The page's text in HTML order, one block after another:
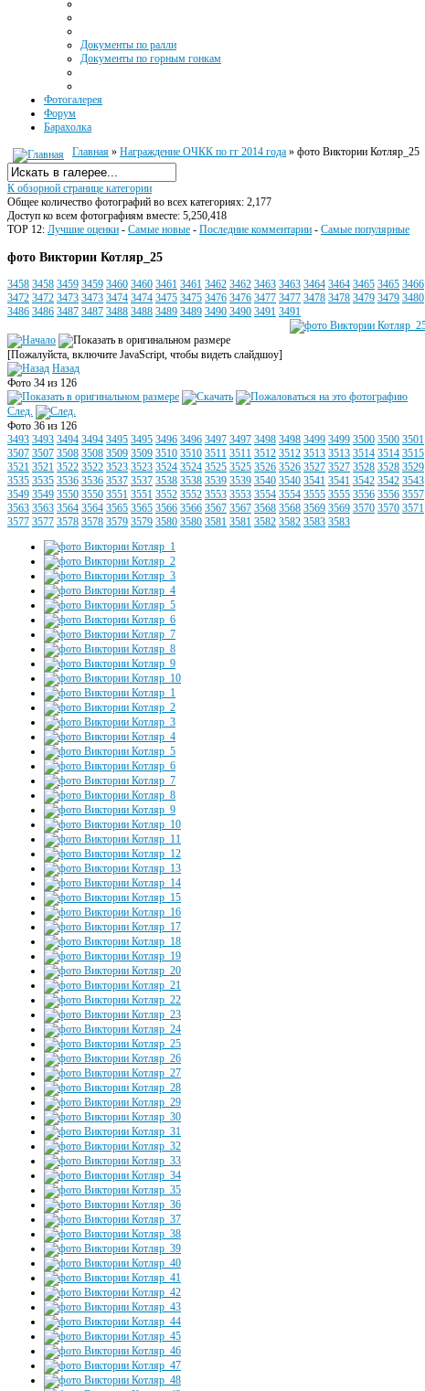
Документы по ралли
Документы по горным гонкам
Фотогалерея
Форум
Барахолка
Главная » Награждение ОЧКК по гг 2014 года » фото Виктории Котляр_25
К обзорной странице категории
Общее количество фотографий во всех категориях: 2,177
Доступ ко всем фотографиям вместе: 5,250,418
TOP 12: Лучшие оценки - Самые новые - Последние комментарии - Самые популярные
фото Виктории Котляр_25
3458 3458 3459 3459 3460 3460 3461 3461 3462 3462 3463 3463 3464 3464 3465 3465 3466
3472 3472 3473 3473 3474 3474 3475 3475 3476 3476 3477 3477 3478 3478 3479 3479 3480
3486 3486 3487 3487 3488 3488 3489 3489 3490 3490 3491 3491
[Пожалуйста, включите JavaScript, чтобы видеть слайдшоу]
Назад
Фото 34 из 126
След.
Фото 36 из 126
3493 3493 3494 3494 3495 3495 3496 3496 3497 3497 3498 3498 3499 3499 3500 3500 3501
3507 3507 3508 3508 3509 3509 3510 3510 3511 3511 3512 3512 3513 3513 3514 3514 3515
3521 3521 3522 3522 3523 3523 3524 3524 3525 3525 3526 3526 3527 3527 3528 3528 3529
3535 3535 3536 3536 3537 3537 3538 3538 3539 3539 3540 3540 3541 3541 3542 3542 3543
3549 3549 3550 3550 3551 3551 3552 3552 3553 3553 3554 3554 3555 3555 3556 3556 3557
3563 3563 3564 3564 3565 3565 3566 3566 3567 3567 3568 3568 3569 3569 3570 3570 3571
3577 3577 3578 3578 3579 3579 3580 3580 3581 3581 3582 3582 3583 3583